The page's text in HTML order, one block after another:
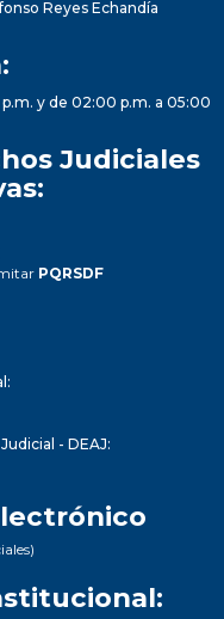
Reyes Echandía
y de 02:00 p.m. a 05:00
Judiciales
PQRSDF
- DEAJ: